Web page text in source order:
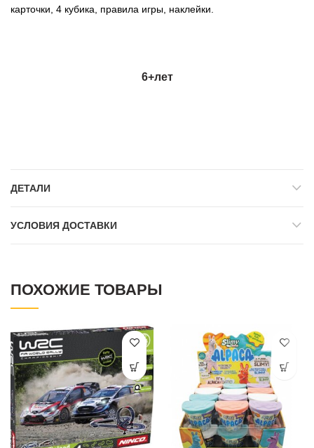
карточки, 4 кубика, правила игры, наклейки.
6+лет
ДЕТАЛИ
УСЛОВИЯ ДОСТАВКИ
ПОХОЖИЕ ТОВАРЫ